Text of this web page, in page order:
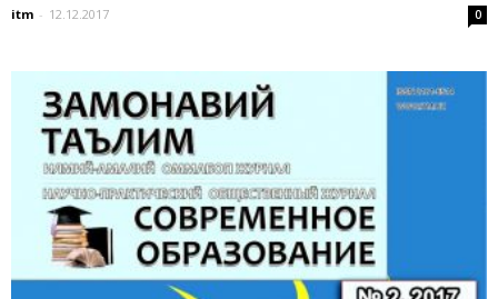
itm - 12.12.2017 0